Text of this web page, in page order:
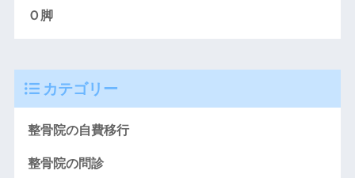
Ｏ脚
カテゴリー
整骨院の自費移行
整骨院の問診